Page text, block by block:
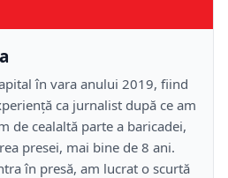
în vara anului 2019, fiind
ca jurnalist după ce am
de cealaltă parte a baricadei,
presei, mai bine de 8 ani.
în presă, am lucrat o scurtă